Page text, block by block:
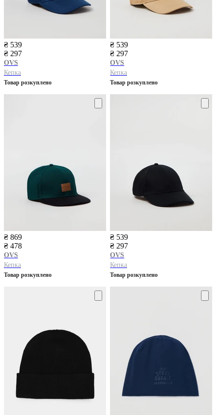
₴ 539
₴ 297
OVS
Кепка
Товар розкуплено
₴ 539
₴ 297
OVS
Кепка
Товар розкуплено
₴ 869
₴ 478
OVS
Кепка
Товар розкуплено
₴ 539
₴ 297
OVS
Кепка
Товар розкуплено